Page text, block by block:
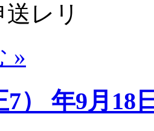
レリ
»
7） 年9月18